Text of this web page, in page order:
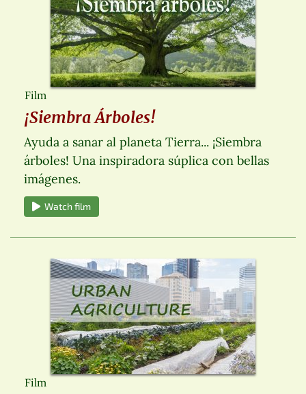
Film
¡Siembra Árboles!
Ayuda a sanar al planeta Tierra... ¡Siembra
árboles! Una inspiradora súplica con bellas
imágenes.
Watch film
Film